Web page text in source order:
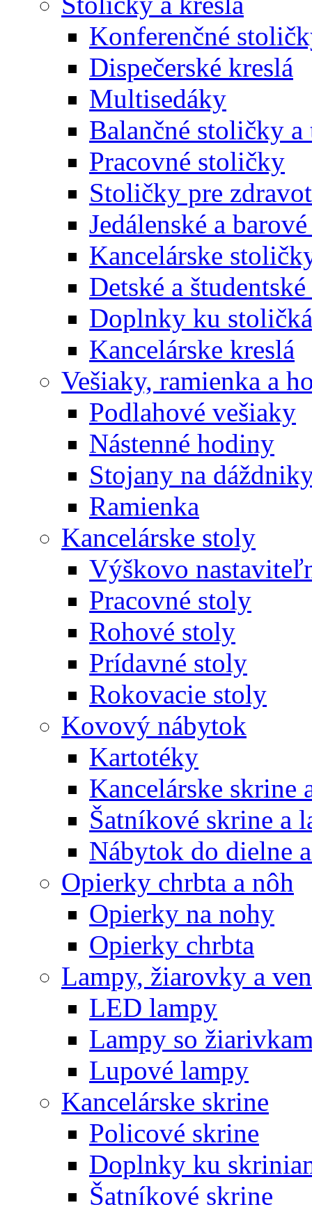
Konferenčné
Dispečerské kreslá
Multisedáky
Balančné stoličky a
Pracovné stoličky
Stoličky pre
Jedálenské a
Kancelárske
Detské a
Doplnky ku
Kancelárske kreslá
Vešiaky, ramienka a
Podlahové vešiaky
Nástenné hodiny
Stojany na
Ramienka
Kancelárske stoly
Výškovo
Pracovné stoly
Rohové stoly
Prídavné stoly
Rokovacie stoly
Kovový nábytok
Kartotéky
Kancelárske skrine
Šatníkové skrine a
Nábytok do dielne
Opierky chrbta a nôh
Opierky na nohy
Opierky chrbta
Lampy, žiarovky a
LED lampy
Lampy so
Lupové lampy
Kancelárske skrine
Policové skrine
Doplnky ku
Šatníkové skrine